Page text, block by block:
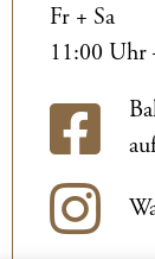
Fr + Sa
11:00 Uhr